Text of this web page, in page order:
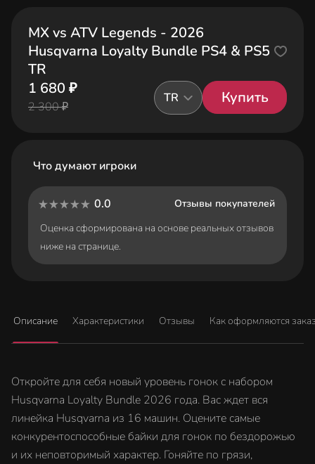
MX vs ATV Legends - 2026
Husqvarna Loyalty Bundle PS4 & PS5
TR
1 680 ₽
2 300 ₽
TR Купить
Что думают игроки
0.0
Отзывы покупателей
Оценка сформирована на основе реальных отзывов
ниже на странице.
Описание Характеристики Отзывы Как оформляются
Откройте для себя новый уровень гонок с набором
Husqvarna Loyalty Bundle 2026 года. Вас ждет вся
линейка Husqvarna из 16 машин. Оцените самые
конкурентоспособные байки для гонок по бездорожью
и их неповторимый характер. Гоняйте по грязи,